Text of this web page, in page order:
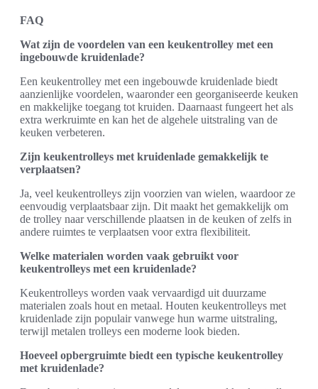
FAQ
Wat zijn de voordelen van een keukentrolley met een
ingebouwde kruidenlade?
Een keukentrolley met een ingebouwde kruidenlade biedt
aanzienlijke voordelen, waaronder een georganiseerde keuken
en makkelijke toegang tot kruiden. Daarnaast fungeert het als
extra werkruimte en kan het de algehele uitstraling van de
keuken verbeteren.
Zijn keukentrolleys met kruidenlade gemakkelijk te
verplaatsen?
Ja, veel keukentrolleys zijn voorzien van wielen, waardoor ze
eenvoudig verplaatsbaar zijn. Dit maakt het gemakkelijk om
de trolley naar verschillende plaatsen in de keuken of zelfs in
andere ruimtes te verplaatsen voor extra flexibiliteit.
Welke materialen worden vaak gebruikt voor
keukentrolleys met een kruidenlade?
Keukentrolleys worden vaak vervaardigd uit duurzame
materialen zoals hout en metaal. Houten keukentrolleys met
kruidenlade zijn populair vanwege hun warme uitstraling,
terwijl metalen trolleys een moderne look bieden.
Hoeveel opbergruimte biedt een typische keukentrolley
met kruidenlade?